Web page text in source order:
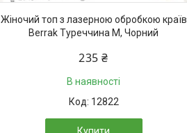
Жіночий топ з лазерною обробкою країв
Berrak Туреччина M, Чорний
235 ₴
В наявності
12822